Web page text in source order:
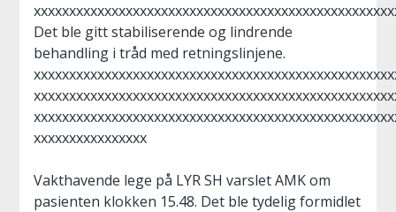
Det ble gitt stabiliserende og lindrende
behandling i tråd med retningslinjene.
xxxxxxxxxxxxxxxx
Vakthavende lege på LYR SH varslet AMK om
pasienten klokken 15.48. Det ble tydelig formidlet